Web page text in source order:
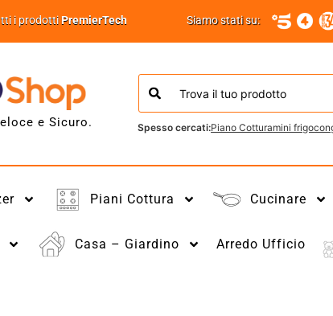
i prodottiPremierTech Siamo stati su:
e Sicuro. Spesso cercati:Piano Cotturamini frigo
Piani Cottura Cucinare
Casa – Giardino Arredo Ufficio